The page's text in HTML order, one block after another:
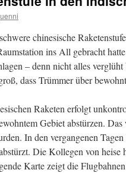
chinesische
ins All gebracht
– denn nicht alles
dass Trümmer über
Raketen erfolgt
Gebiet abstürzen.
In den vergangenen
Die Kollegen von heise
Karte zeigt die